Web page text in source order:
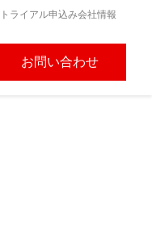
トライアル申込み会社情報
お問い合わせ